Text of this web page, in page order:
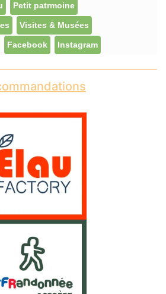
Petit patrmoine
Visites & Musées
Facebook Instagram